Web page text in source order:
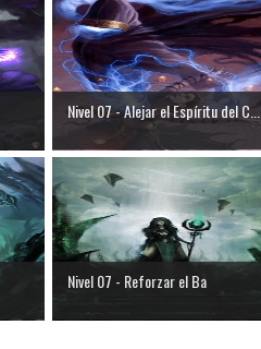
Nivel 07 - Alejar el Espíritu del C...
Nivel 07 - Reforzar el Ba